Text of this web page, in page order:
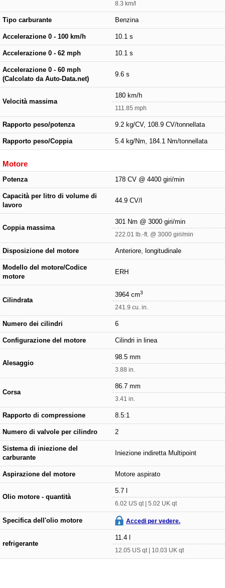
8.3 km/l
Tipo carburante Benzina
Accelerazione 0 - 100 km/h 10.1 s
Accelerazione 0 - 62 mph 10.1 s
Accelerazione 0 - 60 mph
(Calcolato da Auto-Data.net)
9.6 s
Velocità massima
180 km/h
111.85 mph
Rapporto peso/potenza 9.2 kg/CV, 108.9 CV/tonnellata
Rapporto peso/Coppia 5.4 kg/Nm, 184.1 Nm/tonnellata
Motore
Potenza 178 CV @ 4400 giri/min
Capacità per litro di volume di
lavoro
44.9 CV/l
Coppia massima
301 Nm @ 3000 giri/min
222.01 lb.-ft. @ 3000 giri/min
Disposizione del motore Anteriore, longitudinale
Modello del motore/Codice
motore
ERH
Cilindrata
3964 cm3
241.9 cu. in.
Numero dei cilindri 6
Configurazione del motore Cilindri in linea
Alesaggio
98.5 mm
3.88 in.
Corsa
86.7 mm
3.41 in.
Rapporto di compressione 8.5:1
Numero di valvole per cilindro 2
Sistema di iniezione del
carburante
Iniezione indiretta Multipoint
Aspirazione del motore Motore aspirato
Olio motore - quantità
5.7 l
6.02 US qt | 5.02 UK qt
Specifica dell'olio motore Accedi per vedere.
refrigerante
11.4 l
12.05 US qt | 10.03 UK qt